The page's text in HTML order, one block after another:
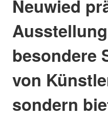
Neuwied
besondere
von
sondern